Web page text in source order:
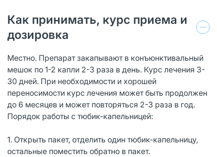
Как принимать, курс приема и
дозировка
Местно. Препарат закапывают в конъюнктивальный
мешок по 1-2 капли 2-3 раза в день. Курс лечения 3-
30 дней. При необходимости и хорошей
переносимости курс лечения может быть продолжен
до 6 месяцев и может повторяться 2-3 раза в год.
Порядок работы с тюбик-капельницей:
1. Открыть пакет, отделить один тюбик-капельницу,
остальные поместить обратно в пакет.